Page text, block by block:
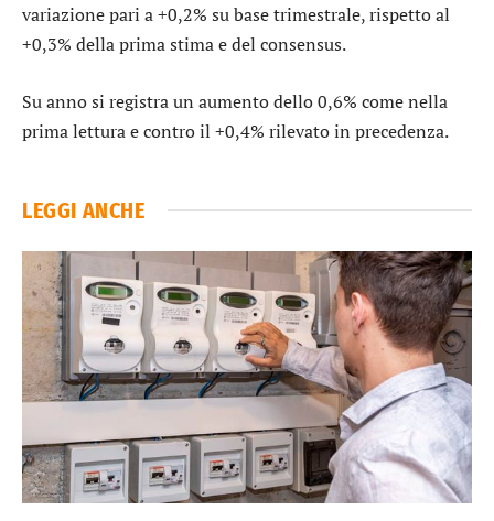
variazione pari a +0,2% su base trimestrale, rispetto al
+0,3% della prima stima e del consensus.
Su anno si registra un aumento dello 0,6% come nella
prima lettura e contro il +0,4% rilevato in precedenza.
LEGGI ANCHE